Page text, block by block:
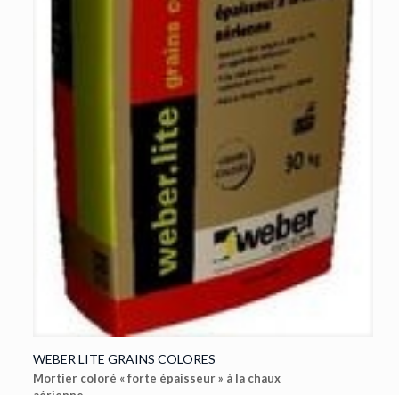
WEBER LITE GRAINS COLORES
Mortier coloré « forte épaisseur » à la chaux